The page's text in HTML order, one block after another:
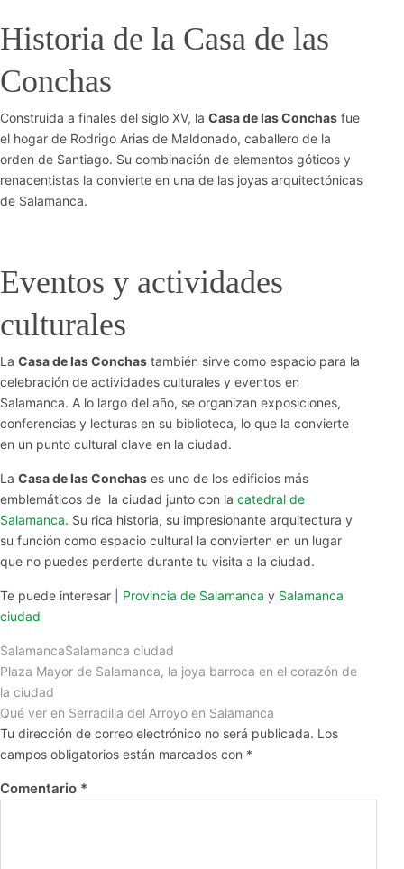
Historia de la Casa de las
Conchas
Construida a finales del siglo XV, la Casa de las Conchas fue
el hogar de Rodrigo Arias de Maldonado, caballero de la
orden de Santiago. Su combinación de elementos góticos y
renacentistas la convierte en una de las joyas arquitectónicas
de Salamanca.
Eventos y actividades
culturales
La Casa de las Conchas también sirve como espacio para la
celebración de actividades culturales y eventos en
Salamanca. A lo largo del año, se organizan exposiciones,
conferencias y lecturas en su biblioteca, lo que la convierte
en un punto cultural clave en la ciudad.
La Casa de las Conchas es uno de los edificios más
emblemáticos de la ciudad junto con la catedral de
Salamanca. Su rica historia, su impresionante arquitectura y
su función como espacio cultural la convierten en un lugar
que no puedes perderte durante tu visita a la ciudad.
Te puede interesar | Provincia de Salamanca y Salamanca
ciudad
SalamancaSalamanca ciudad
Plaza Mayor de Salamanca, la joya barroca en el corazón de
la ciudad
Qué ver en Serradilla del Arroyo en Salamanca
Tu dirección de correo electrónico no será publicada. Los
campos obligatorios están marcados con *
Comentario *